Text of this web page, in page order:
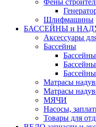
Фены
Шлифмашины
БАССЕЙНЫ и
Аксессуары
Бассейны
Матрасы
Матрасы
МЯЧИ
Насосы,
Товары для